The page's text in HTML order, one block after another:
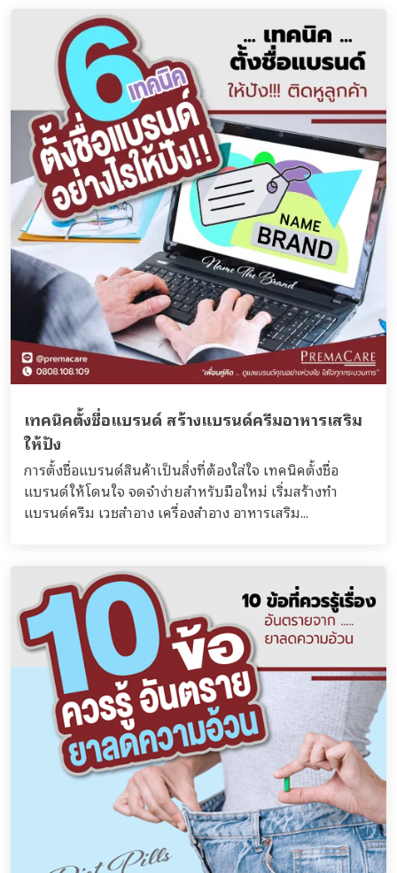
เทคนิคตั้งชื่อแบรนด์ สร้างแบรนด์ครีมอาหารเสริม
ให้ปัง
การตั้งชื่อแบรนด์สินค้าเป็นสิ่งที่ต้องใส่ใจ เทคนิคตั้งชื่อ
แบรนด์ให้โดนใจ จดจำง่ายสำหรับมือใหม่ เริ่มสร้างทำ
แบรนด์ครีม เวชสำอาง เครื่องสำอาง อาหารเสริม...